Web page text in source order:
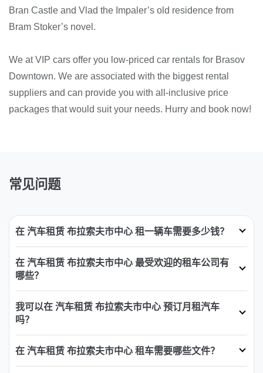
Bran Castle and Vlad the Impaler’s old residence from
Bram Stoker’s novel.
We at VIP cars offer you low-priced car rentals for Brasov
Downtown. We are associated with the biggest rental
suppliers and can provide you with all-inclusive price
packages that would suit your needs. Hurry and book now!
常见问题
在 汽车租赁 布拉索夫市中心 租一辆车需要多少钱？
在 汽车租赁 布拉索夫市中心 最受欢迎的租车公司有
哪些？
我可以在 汽车租赁 布拉索夫市中心 预订月租汽车
吗？
在 汽车租赁 布拉索夫市中心 租车需要哪些文件？